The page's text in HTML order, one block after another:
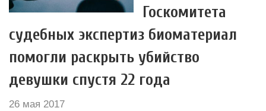
Госкомитета
судебных экспертиз биоматериал
помогли раскрыть убийство
девушки спустя 22 года
26 мая 2017